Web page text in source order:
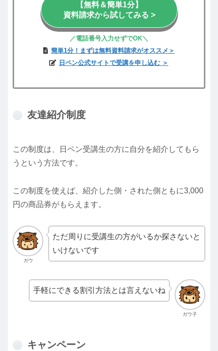
【無料＆簡単1分】
資料請求から試してみる >
／電話番号入力せずでOK＼
簡単1分！まずは無料資料請求がオススメ＞
日ペン公式サイトで受講を申し込む ＞
友達紹介制度
この制度は、日ペン受講生の方に自分を紹介してもら
うという方法です。
この制度を使えば、紹介した側・された側ともに3,000
円の商品券がもらえます。
ガウ
ただ周りに受講生の方がいるか探さないと
いけないです
ガウ子
手軽にできる割引方法とは言えないね
キャンペーン